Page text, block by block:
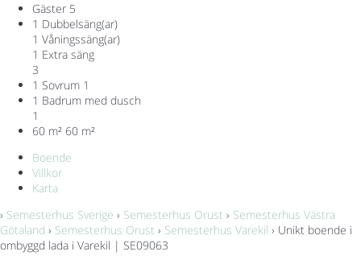
Gäster 5
1 Dubbelsäng(ar)
1 Våningssäng(ar)
1 Extra säng
3
1 Sovrum 1
1 Badrum med dusch
1
60 m² 60 m²
Boende
Villkor
Karta
› Semesterhus Sverige › Semesterhus Orust › Semesterhus Västra
Götaland › Semesterhus Orust › Semesterhus Varekil › Unikt boende i
ombyggd lada i Varekil | SE09063